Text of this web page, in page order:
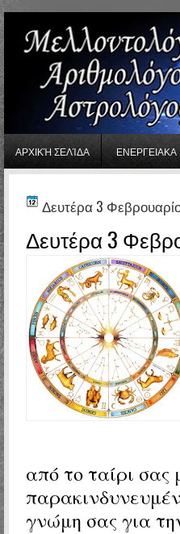
ΑΡΧΙΚΉ ΣΕΛΊΔΑ
Δευτέρα 3
Δευτέρα 3
από το ταίρι σας
γνώμη σας για